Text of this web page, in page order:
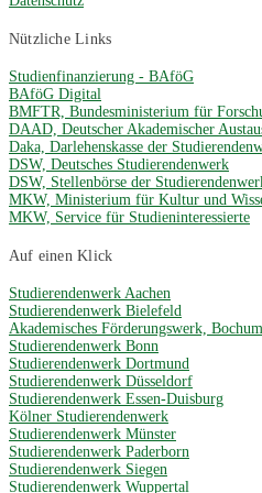
Nützliche Links
Studienfinanzierung - BAföG
BAföG Digital
BMFTR, Bundesministerium für
DAAD, Deutscher Akademischer
Daka, Darlehenskasse der
DSW, Deutsches Studierendenwerk
DSW, Stellenbörse der
MKW, Ministerium für Kultur und
MKW, Service für Studieninteressierte
Auf einen Klick
Studierendenwerk Aachen
Studierendenwerk Bielefeld
Akademisches Förderungswerk, Bochum
Studierendenwerk Bonn
Studierendenwerk Dortmund
Studierendenwerk Düsseldorf
Studierendenwerk Essen-Duisburg
Kölner Studierendenwerk
Studierendenwerk Münster
Studierendenwerk Paderborn
Studierendenwerk Siegen
Studierendenwerk Wuppertal